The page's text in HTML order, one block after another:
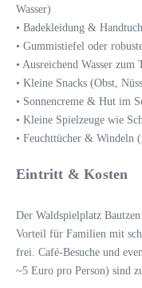
Wasser)
• Badekleidung &
• Gummistiefel oder
• Ausreichend Wasser zum
• Kleine Snacks (Obst,
• Sonnencreme & Hut im
• Kleine Spielzeuge wie
• Feuchttücher & Windeln
Eintritt & Kosten
Der Waldspielplatz
Vorteil für Familien mit
frei. Café-Besuche und
~5 Euro pro Person) sind